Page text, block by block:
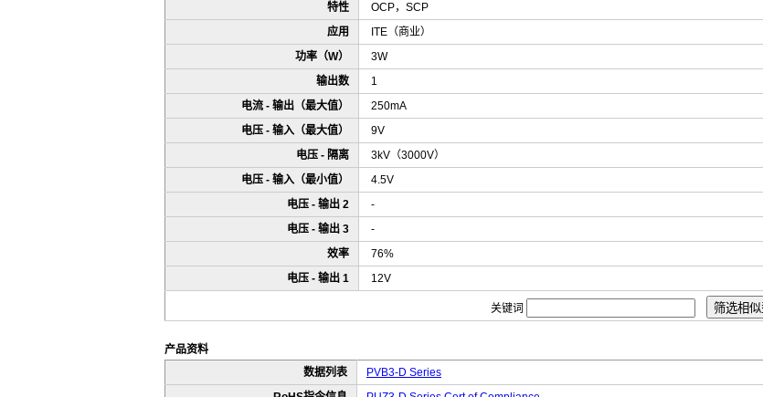
特性
OCP，SCP
应用
ITE（商业）
功率（W）
3W
输出数
1
电流 - 输出（最大值）
250mA
电压 - 输入（最大值）
9V
电压 - 隔离
3kV（3000V）
电压 - 输入（最小值）
4.5V
电压 - 输出 2
-
电压 - 输出 3
-
效率
76%
电压 - 输出 1
12V
关键词
产品资料
数据列表
PVB3-D Series